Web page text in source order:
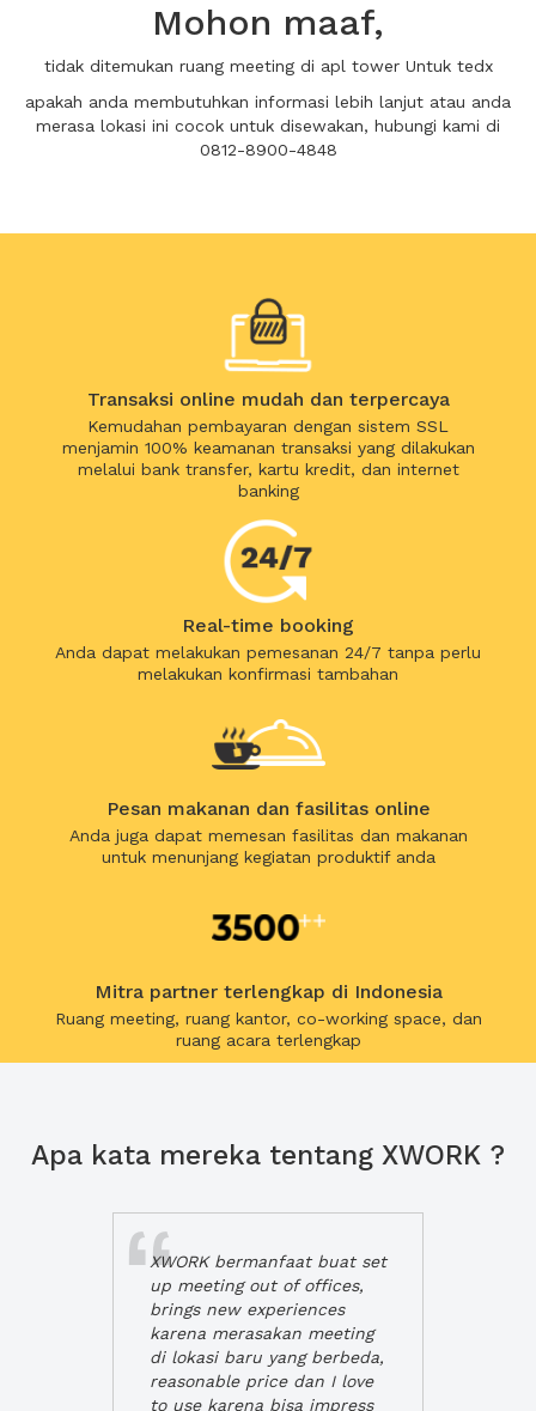
Mohon maaf,
tidak ditemukan ruang meeting di apl tower Untuk tedx
apakah anda membutuhkan informasi lebih lanjut atau anda
merasa lokasi ini cocok untuk disewakan, hubungi kami di
0812-8900-4848
Transaksi online mudah dan terpercaya
Kemudahan pembayaran dengan sistem SSL
menjamin 100% keamanan transaksi yang dilakukan
melalui bank transfer, kartu kredit, dan internet
banking
Real-time booking
Anda dapat melakukan pemesanan 24/7 tanpa perlu
melakukan konfirmasi tambahan
Pesan makanan dan fasilitas online
Anda juga dapat memesan fasilitas dan makanan
untuk menunjang kegiatan produktif anda
Mitra partner terlengkap di Indonesia
Ruang meeting, ruang kantor, co-working space, dan
ruang acara terlengkap
Apa kata mereka tentang XWORK ?
XWORK bermanfaat buat set
up meeting out of offices,
brings new experiences
karena merasakan meeting
di lokasi baru yang berbeda,
reasonable price dan I love
to use karena bisa impress